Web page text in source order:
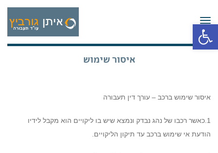
פתח סרגל נגישות
תפריט
איסור שימוש
איסור שימוש ברכב – עורך דין תעבורה
1.כאשר רכבו של נהג נבדק ונמצא שיש בו ליקויים הוא מקבל לידיו
הודעת אי שימוש ברכב עד תיקון הליקויים.